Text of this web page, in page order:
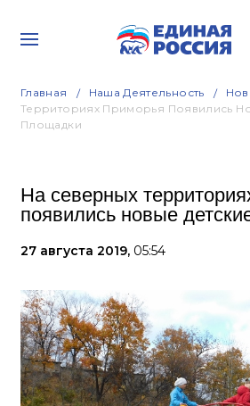
Главная Наша Деятельность
Территориях Приморья Появились
Площадки
На северных
появились новые
27 августа 2019, 05:54